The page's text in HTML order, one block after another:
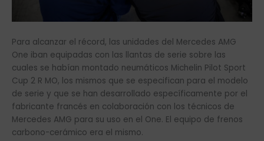
Para alcanzar el récord, las unidades del Mercedes AMG
One iban equipadas con las llantas de serie sobre las
cuales se habían montado neumáticos Michelin Pilot Sport
Cup 2 R MO, los mismos que se especifican para el modelo
de serie y que se han desarrollado específicamente por el
fabricante francés en colaboración con los técnicos de
Mercedes AMG para su uso en el One. El equipo de frenos
carbono-cerámico era el mismo.